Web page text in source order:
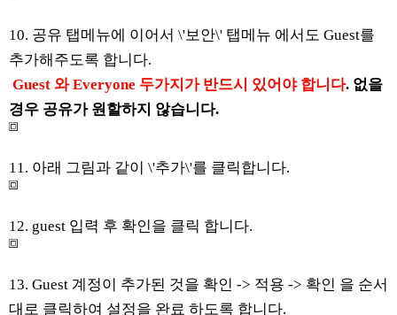
10. 공유 탭메뉴에 이어서 \'보안\' 탭메뉴 에서도 Guest를
추가해주도록 합니다.
Guest 와 Everyone 두가지가 반드시 있어야 합니다. 없을
경우 공유가 원할하지 않습니다.
11. 아래 그림과 같이 \'추가\'를 클릭합니다.
12. guest 입력 후 확인을 클릭 합니다.
13. Guest 계정이 추가된 것을 확인 -> 적용 -> 확인 을 순서
대로 클릭하여 설정을 완료 하도록 합니다.